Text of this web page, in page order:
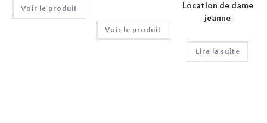
Voir le produit
Voir le produit
Location de dame
jeanne
Lire la suite